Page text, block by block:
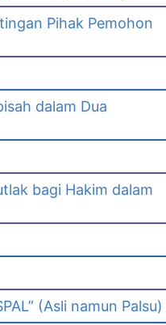
Pihak Pemohon
dalam Dua
bagi Hakim dalam
(Asli namun Palsu)